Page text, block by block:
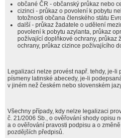
občané ČR - občanský průkaz nebo
cizinci - průkaz o povolení k pobytu
totožnosti občana členského státu
další - průkaz žadatele o udělení
povolení k pobytu azylanta, průkaz
požívající doplňkové ochrany, průkaz
ochrany, průkaz cizince požívajícího
Legalizaci nelze provést např. tehdy, je-li
písmeny latinské abecedy, je-li
v jiném než českém nebo slovenském
Všechny případy, kdy nelze legalizaci
č. 21/2006 Sb., o ověřování shody opisu
a o ověřování pravosti podpisu a o
pozdějších předpisů.